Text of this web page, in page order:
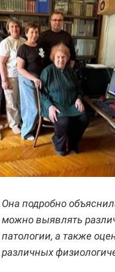
Она подробно
можно выявлять
патологии, а также
различных